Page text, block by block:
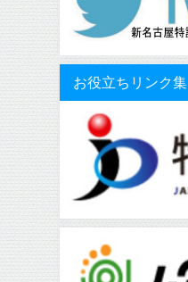
お役立ちリンク集